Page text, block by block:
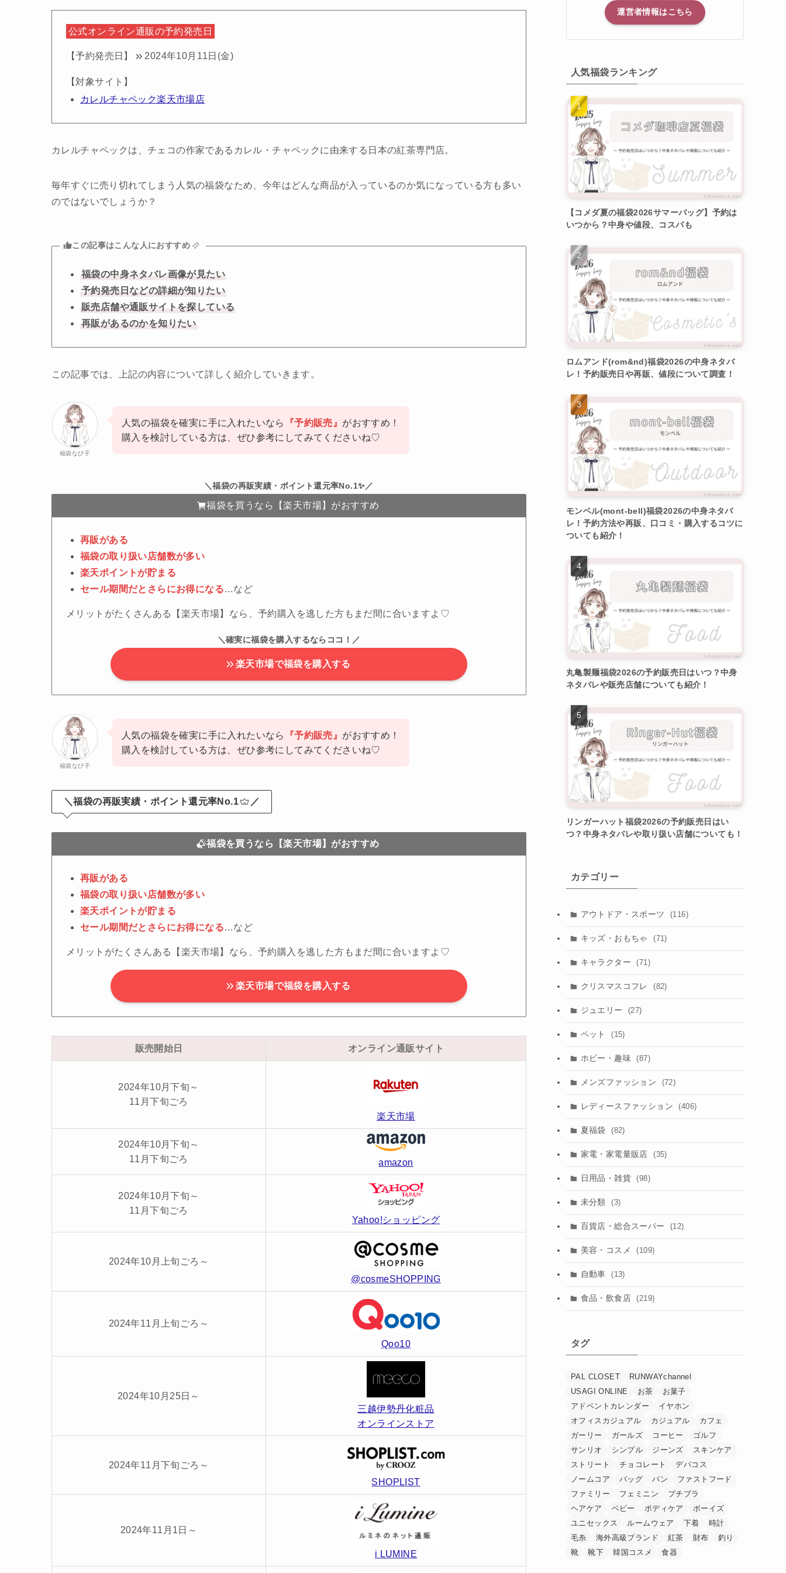
公式オンライン通販の予約発売日
【予約発売日】 2024年10月11日(金)
【対象サイト】
カレルチャペック楽天市場店
カレルチャペックは、チェコの作家であるカレル・チャペックに由来する日本の紅茶専門店。
毎年すぐに売り切れてしまう人気の福袋なため、今年はどんな商品が入っているのか気になっている方も多い
のではないでしょうか？
この記事はこんな人におすすめ
福袋の中身ネタバレ画像が見たい
予約発売日などの詳細が知りたい
販売店舗や通販サイトを探している
再販があるのかを知りたい
この記事では、上記の内容について詳しく紹介していきます。
福袋なび子
人気の福袋を確実に手に入れたいなら 『予約販売』 がおすすめ！
購入を検討している方は、ぜひ参考にしてみてくださいね♡
＼福袋の再販実績・ポイント還元率No.1✨／
福袋を買うなら【楽天市場】がおすすめ
再販がある
福袋の取り扱い店舗数が多い
楽天ポイントが貯まる
セール期間だとさらにお得になる…など
メリットがたくさんある【楽天市場】なら、予約購入を逃した方もまだ間に合いますよ♡
＼確実に福袋を購入するならココ！／
楽天市場で福袋を購入する
福袋なび子
人気の福袋を確実に手に入れたいなら 『予約販売』 がおすすめ！
購入を検討している方は、ぜひ参考にしてみてくださいね♡
＼福袋の再販実績・ポイント還元率No.1 ／
福袋を買うなら【楽天市場】がおすすめ
再販がある
福袋の取り扱い店舗数が多い
楽天ポイントが貯まる
セール期間だとさらにお得になる…など
メリットがたくさんある【楽天市場】なら、予約購入を逃した方もまだ間に合いますよ♡
楽天市場で福袋を購入する
販売開始日 オンライン通販サイト
2024年10月下旬～
11月下旬ごろ
楽天市場
2024年10月下旬～
11月下旬ごろ
amazon
2024年10月下旬～
11月下旬ごろ
Yahoo!ショッピング
2024年10月上旬ごろ～
@cosmeSHOPPING
2024年11月上旬ごろ～
Qoo10
2024年10月25日～
三越伊勢丹化粧品
オンラインストア
2024年11月下旬ごろ～
SHOPLIST
2024年11月1日～
i LUMINE
運営者情報はこちら
人気福袋ランキング
【コメダ夏の福袋2026サマーバッグ】予約は
いつから？中身や値段、コスパも
ロムアンド(rom&nd)福袋2026の中身ネタバ
レ！予約販売日や再販、値段について調査！
モンベル(mont-bell)福袋2026の中身ネタバ
レ！予約方法や再販、口コミ・購入するコツに
ついても紹介！
丸亀製麺福袋2026の予約販売日はいつ？中身
ネタバレや販売店舗についても紹介！
リンガーハット福袋2026の予約販売日はい
つ？中身ネタバレや取り扱い店舗についても！
カテゴリー
アウトドア・スポーツ (116)
キッズ・おもちゃ (71)
キャラクター (71)
クリスマスコフレ (82)
ジュエリー (27)
ペット (15)
ホビー・趣味 (87)
メンズファッション (72)
レディースファッション (406)
夏福袋 (82)
家電・家電量販店 (35)
日用品・雑貨 (98)
未分類 (3)
百貨店・総合スーパー (12)
美容・コスメ (109)
自動車 (13)
食品・飲食店 (219)
タグ
PAL CLOSET
RUNWAYchannel
USAGI ONLINE
お茶
お菓子
アドベントカレンダー
イヤホン
オフィスカジュアル
カジュアル
カフェ
ガーリー
ガールズ コーヒー
ゴルフ
サンリオ
シンプル ジーンズ
スキンケア
ストリート
チョコレート
デパコス
ノームコア
バッグ パン
ファストフード
ファミリー
フェミニン
プチプラ
ヘアケア
ベビー ボディケア
ボーイズ
ユニセックス
ルームウェア 下着
時計
毛糸
海外高級ブランド 紅茶 財布
釣り
靴
靴下 韓国コスメ 食器